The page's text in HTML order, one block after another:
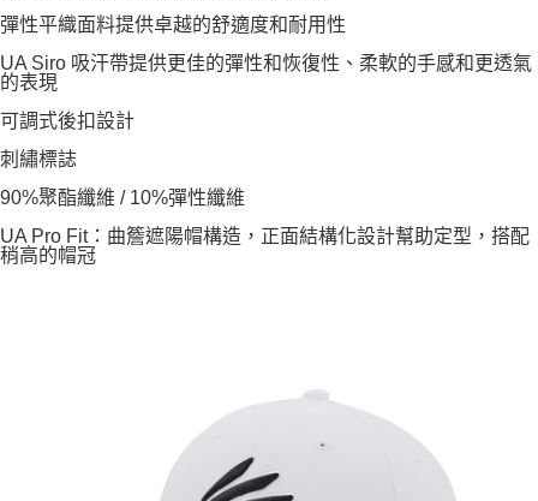
彈性平織面料提供卓越的舒適度和耐用性
UA Siro 吸汗帶提供更佳的彈性和恢復性、柔軟的手感和更透氣
的表現
可調式後扣設計
刺繡標誌
90%聚酯纖維 / 10%彈性纖維
UA Pro Fit：曲簷遮陽帽構造，正面結構化設計幫助定型，搭配
稍高的帽冠